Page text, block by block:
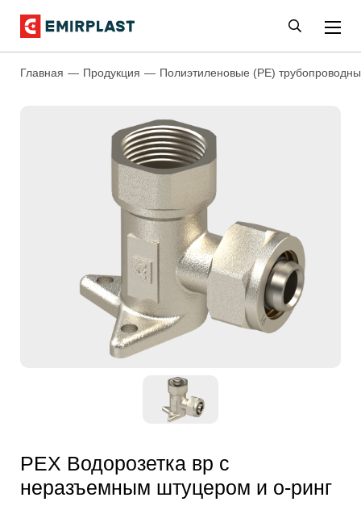
Главная Продукция Полиэтиленовые (PE)
PEX Водорозетка вр с
неразъемным штуцером и о-ринг